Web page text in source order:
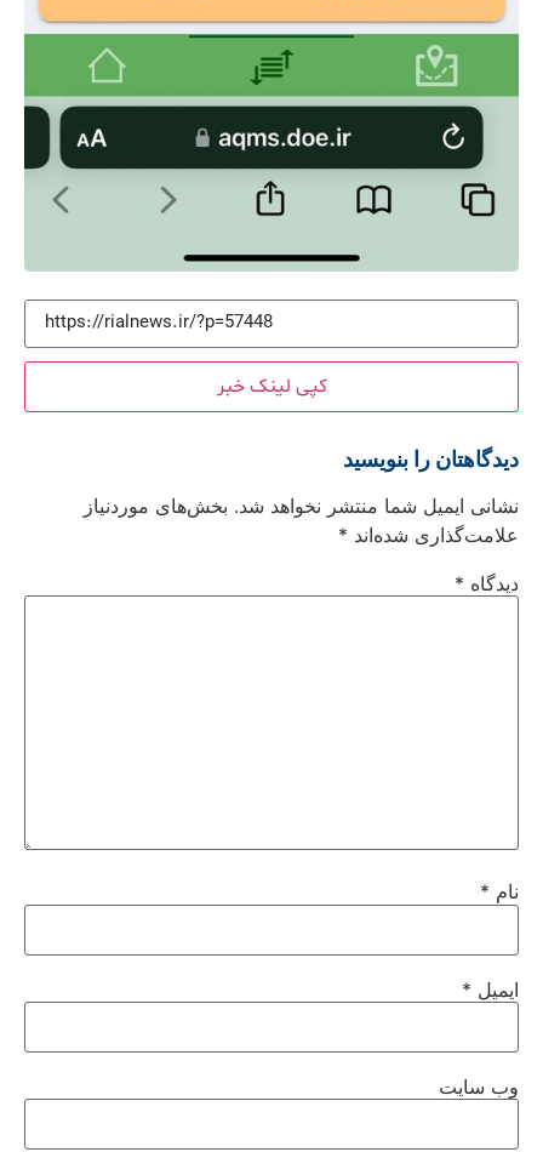
کپی لینک خبر
دیدگاهتان را بنویسید
نشانی ایمیل شما منتشر نخواهد شد. بخش‌های موردنیاز
علامت‌گذاری شده‌اند *
دیدگاه *
نام *
ایمیل *
وب‌ سایت